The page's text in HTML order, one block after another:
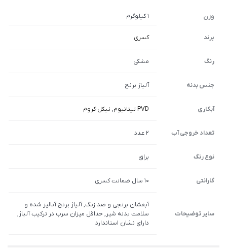
وزن 1 کیلوگرم
برند کسری
رنگ مشکی
جنس بدنه آلیاژ برنج
آبکاری PVD تیتانیوم , نیکل-کروم
تعداد خروجی آب 2 عدد
نوع رنگ براق
گارانتی 10 سال ضمانت کسری
سایر توضیحات
آبفشان برنجی و ضد زنگ, آلیاژ برنج آنالیز شده و
سلامت بدنه شیر, حداقل میزان سرب در ترکیب آلیاژ,
دارای نشان استاندارد